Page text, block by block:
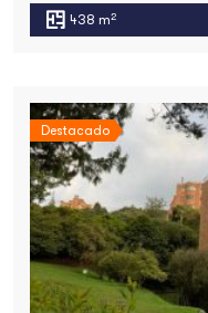
438 m2
Destacado